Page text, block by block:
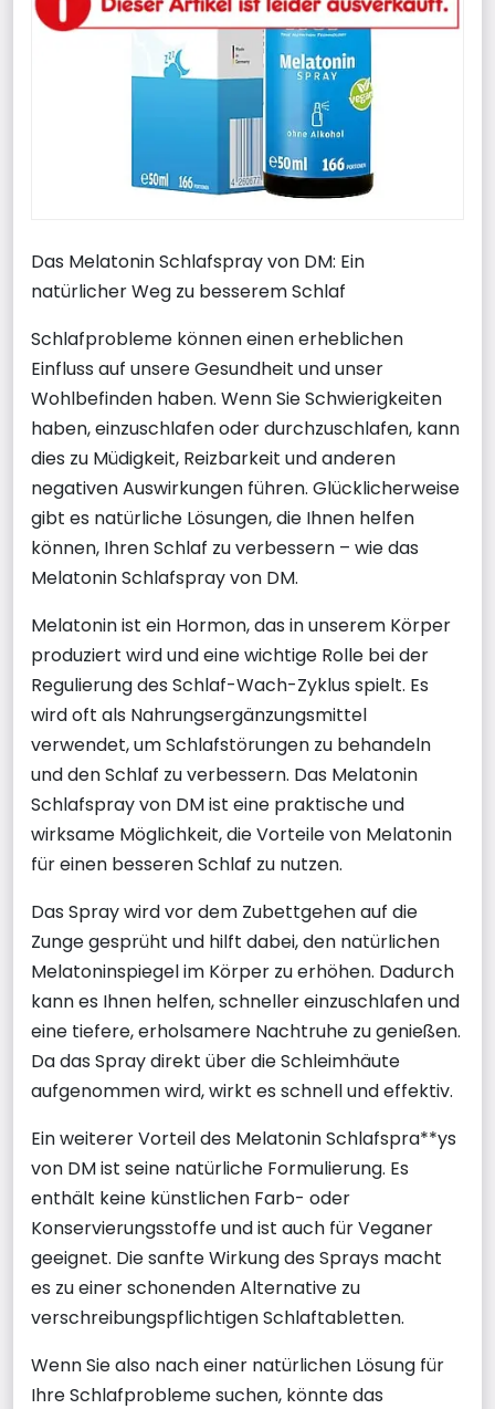
Das Melatonin Schlafspray von DM: Ein
natürlicher Weg zu besserem Schlaf
Schlafprobleme können einen erheblichen
Einfluss auf unsere Gesundheit und unser
Wohlbefinden haben. Wenn Sie Schwierigkeiten
haben, einzuschlafen oder durchzuschlafen, kann
dies zu Müdigkeit, Reizbarkeit und anderen
negativen Auswirkungen führen. Glücklicherweise
gibt es natürliche Lösungen, die Ihnen helfen
können, Ihren Schlaf zu verbessern – wie das
Melatonin Schlafspray von DM.
Melatonin ist ein Hormon, das in unserem Körper
produziert wird und eine wichtige Rolle bei der
Regulierung des Schlaf-Wach-Zyklus spielt. Es
wird oft als Nahrungsergänzungsmittel
verwendet, um Schlafstörungen zu behandeln
und den Schlaf zu verbessern. Das Melatonin
Schlafspray von DM ist eine praktische und
wirksame Möglichkeit, die Vorteile von Melatonin
für einen besseren Schlaf zu nutzen.
Das Spray wird vor dem Zubettgehen auf die
Zunge gesprüht und hilft dabei, den natürlichen
Melatoninspiegel im Körper zu erhöhen. Dadurch
kann es Ihnen helfen, schneller einzuschlafen und
eine tiefere, erholsamere Nachtruhe zu genießen.
Da das Spray direkt über die Schleimhäute
aufgenommen wird, wirkt es schnell und effektiv.
Ein weiterer Vorteil des Melatonin Schlafspra**ys
von DM ist seine natürliche Formulierung. Es
enthält keine künstlichen Farb- oder
Konservierungsstoffe und ist auch für Veganer
geeignet. Die sanfte Wirkung des Sprays macht
es zu einer schonenden Alternative zu
verschreibungspflichtigen Schlaftabletten.
Wenn Sie also nach einer natürlichen Lösung für
Ihre Schlafprobleme suchen, könnte das